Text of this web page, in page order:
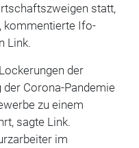
statt,
kommentierte Ifo-
Link.
der
Corona-Pandemie
zu einem
sagte Link.
im